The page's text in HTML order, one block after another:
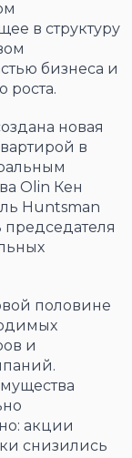
в структуру
бизнеса и
роста.
новая
в
Olin Кен
Huntsman
председателя
половине
и
акции
снизились